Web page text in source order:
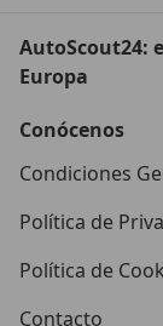
AutoScout24:
Europa
Conócenos
Condiciones
Política de
Política de
Contacto